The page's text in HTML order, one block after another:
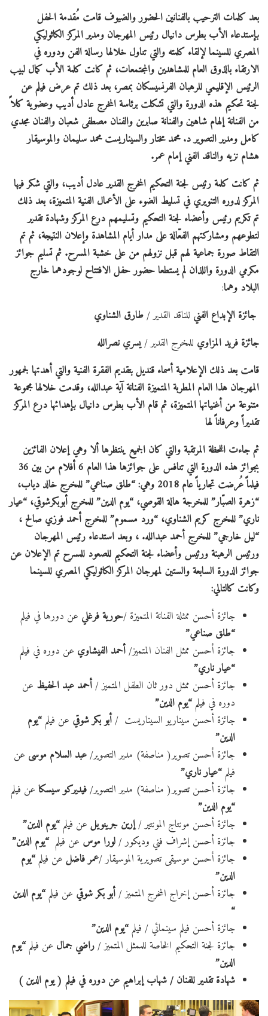
بعد كلمات الترحيب بالفنانين الحضور والضيوف قامت مُقدمة الحفل
بإستدعاء الأب بطرس دانيال رئيس المهرجان ومدير المركز الكاثوليكي
المصري للسينما لإلقاء كلمته والتي تناول خلالها رسالة الفن ودوره في
الارتقاء بالذوق العام للمشاهدين والمجتمعات، ثم كانت كلمة الأب كمال لبيب
الرئيس الإقليمي للرهبان الفرنسيسكان بمصر، بعد ذلك تم عرض فيلم عن
لجنة تحكيم هذه الدورة والتي تشكلت برئاسة المخرج عادل أديب وعضوية كلاً
من الفنانة إلهام شاهين والفنانة صابرين والفنان مصطفى شعبان والفنان مجدي
كامل ومدير التصوير د. محمد مختار والسيناريست محمد سليمان والموسيقار
هشام نزيه والناقد الفني إمام عمر.
ثم كانت كلمة رئيس لجنة التحكيم المخرج القدير عادل أديب، والتي شكر فيها
المركز لدوره التنويري في تسليط الضوء على الأعمال الفنية المتميزة، بعد ذلك
تم تكريم رئيس وأعضاء لجنة التحكيم وتسليمهم درع المركز وشهادة تقدير
لتطوعهم ومشاركتهم الفعّالة على مدار أيام المشاهدة وإعلان النتيجة، ثم تم
التقاط صورة جماعية لهم قبل نزولهم من على خشبة المسرح. ثم تسليم جوائز
مكرمي الدورة واللذان لم يستطعا حضور حفل الافتتاح لوجودهما خارج
البلاد وهما:
جائزة الإبداع الفني للناقد القدير /طارق الشناوي
جائزة فريد المزاوي للمخرج القدير /يسري نصرالله
قامت بعد ذلك الإعلامية أسماء قنديل بتقديم الفقرة الفنية والتي أهدتها لجمهور
المهرجان هذا العام المطربة المتميزة الفنانة آية عبدالله، وقدمت خلالها مجموعة
متنوعة من أغنياتها المتميزة، ثم قام الأب بطرس دانيال بإهدائها درع المركز
تقديراً وعرفاناً لها
ثم جاءت اللحظة المرتقبة والتي كان الجميع ينتظرها ألا وهي إعلان الفائزين
بجوائز هذه الدورة التي تنافس على جوائزها هذا العام 6 أفلام من بين 36
فيلماً عُرضت تجارياً عام 2018 وهي:
“طلق صناعي” للمخرج خالد دياب،
“زهرة الصبّار” للمخرجة هالة القوصي، “يوم الدين” للمخرج أبوبكرشوقي، “عيار
ناري” للمخرج كريم الشناوي، “ورد مسموم” للمخرج أحمد فوزي صالح ،
“ليل خارجي” للمخرج أحمد عبدالله. ، وبعد استدعاء رئيس المهرجان
ورئيس الرهبنة ورئيس وأعضاء لجنة التحكيم للصعود للمسرح تم الإعلان عن
جوائز الدورة السابعة والستين لمهرجان المركز الكاثوليكي المصري للسينما
وكانت كالتالي:
جائزة أحسن ممثلة الفنانة المتميزة /حورية فرغلي عن دورها في فيلم
“طلق صناعي”
جائزة أحسن ممثل الفنان المتميز/أحمد الفيشاوي عن دوره في فيلم
“عيار ناري”
جائزة أحسن ممثل دور ثان الطفل المتميز /أحمد عبد الحفيظ عن
دوره في فيلم“يوم الدين”
جائزة أحسن سيناريو السيناريست /أبو بكر شوقي عن فيلم“يوم
الدين”
جائزة أحسن تصوير( مناصفة) مدير التصوير/عبد السلام موسى عن
فيلم“عيار ناري”
جائزة أحسن تصوير( مناصفة) مدير التصوير/فيديركو سيسكا عن فيلم
“يوم الدين”
جائزة أحسن مونتاج المونتير /إرين جرينويل عن فيلم“يوم الدين”
جائزة أحسن إشراف فني وديكور /لورا موس عن فيلم “يوم الدين”
جائزة أحسن موسيقى تصويرية الموسيقار /عمر فاضل عن فيلم“يوم
الدين”
جائزة أحسن إخراج المخرج المتميز /أبو بكر شوقي عن فيلم“يوم الدين
“
جائزة أحسن فيلم سينمائي / فيلم“يوم الدين”
جائزة لجنة التحكيم الخاصة للممثل المتميز /راضي جمال عن فيلم“يوم
الدين”
شهادة تقدير للفنان / شهاب إبراهيم عن دوره في فيلم ( يوم الدين )